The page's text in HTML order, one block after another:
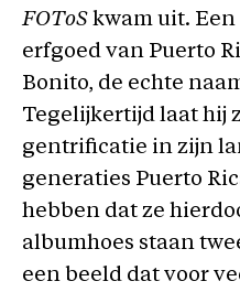
FOToS kwam uit.
erfgoed van Puerto
Bonito, de echte
Tegelijkertijd laat hij
gentrificatie in zijn
generaties Puerto
hebben dat ze
albumhoes staan
een beeld dat voor